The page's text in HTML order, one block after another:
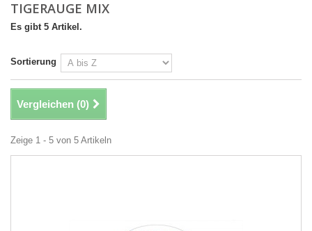
TIGERAUGE MIX
Es gibt 5 Artikel.
Sortierung
Vergleichen (0)
Zeige 1 - 5 von 5 Artikeln